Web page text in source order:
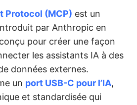
Protocol (MCP) est un
par Anthropic en
pour créer une façon
les assistants IA à des
données externes.
un port USB-C pour l’IA,
et standardisée qui